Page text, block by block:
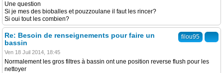
Une question
Si je mes des bioballes et pouzzoulane il faut les rincer?
Si oui tout les combien?
filou95
Re: Besoin de renseignements pour faire un
bassin
Ven 18 Juil 2014, 18:45
Normalement les gros filtres à bassin ont une position reverse flush pour les
nettoyer